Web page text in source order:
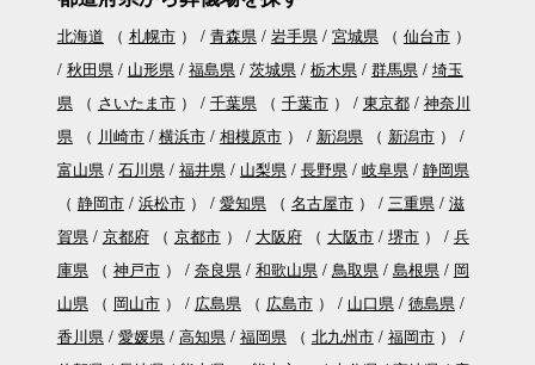
北海道 （ 札幌市） 青森県 岩手県 宮城県（ 仙台市）
秋田県
山形県 福島県 茨城県 栃木県 群馬県
埼玉
県（ さいたま市） 千葉県（ 千葉市） 東京都
神奈川
県（ 川崎市 横浜市 相模原市） 新潟県（ 新潟市）
富山県
石川県 福井県 山梨県 長野県 岐阜県
静岡県
（ 静岡市 浜松市） 愛知県（ 名古屋市） 三重県
滋
賀県
京都府（ 京都市） 大阪府（ 大阪市 堺市）
兵
庫県（ 神戸市） 奈良県 和歌山県 鳥取県 島根県
岡
山県（ 岡山市） 広島県（ 広島市） 山口県
徳島県
香川県
愛媛県 高知県 福岡県（ 北九州市 福岡市）